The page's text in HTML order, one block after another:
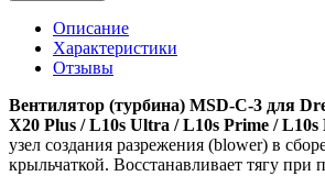
Описание
Характеристики
Отзывы
Вентилятор (турбина) MSD-C-3 для
X20 Plus / L10s Ultra / L10s Prime / L10s
узел создания разрежения (blower) в
крыльчаткой. Восстанавливает тягу